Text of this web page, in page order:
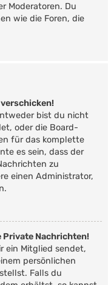
Moderatoren. Du
wie die Foren, die
bist du nicht
oder die Board-
für das komplette
es sein, dass der
zu
einen Administrator,
Private Nachrichten!
ein Mitglied sendet,
persönlichen
Falls du